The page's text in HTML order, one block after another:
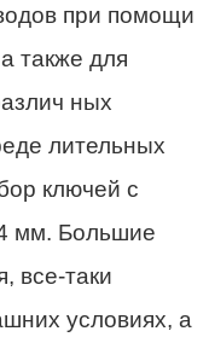
при помощи
также для
ных
лительных
ключей с
мм. Большие
все-таки
условиях, а